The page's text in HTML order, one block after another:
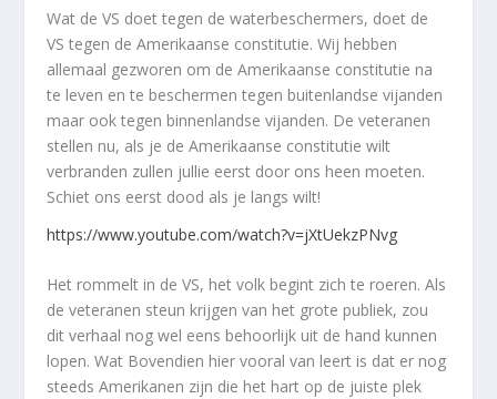
Wat de VS doet tegen de waterbeschermers, doet de
VS tegen de Amerikaanse constitutie. Wij hebben
allemaal gezworen om de Amerikaanse constitutie na
te leven en te beschermen tegen buitenlandse vijanden
maar ook tegen binnenlandse vijanden. De veteranen
stellen nu, als je de Amerikaanse constitutie wilt
verbranden zullen jullie eerst door ons heen moeten.
Schiet ons eerst dood als je langs wilt!
https://www.youtube.com/watch?v=jXtUekzPNvg
Het rommelt in de VS, het volk begint zich te roeren. Als
de veteranen steun krijgen van het grote publiek, zou
dit verhaal nog wel eens behoorlijk uit de hand kunnen
lopen. Wat Bovendien hier vooral van leert is dat er nog
steeds Amerikanen zijn die het hart op de juiste plek